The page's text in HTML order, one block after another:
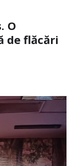
O
de flăcări